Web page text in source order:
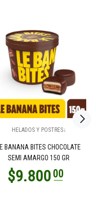
HELADOS Y POSTRES↓
LE BANANA BITES CHOCOLATE
SEMI AMARGO 150 GR